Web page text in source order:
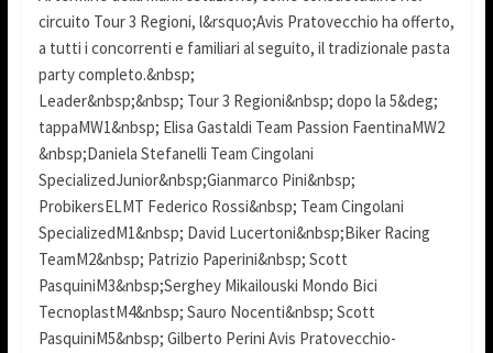
circuito Tour 3 Regioni, l&rsquo;Avis Pratovecchio ha offerto,
a tutti i concorrenti e familiari al seguito, il tradizionale pasta
party completo.&nbsp;
Leader&nbsp;&nbsp; Tour 3 Regioni&nbsp; dopo la 5&deg;
tappaMW1&nbsp; Elisa Gastaldi Team Passion FaentinaMW2
&nbsp;Daniela Stefanelli Team Cingolani
SpecializedJunior&nbsp;Gianmarco Pini&nbsp;
ProbikersELMT Federico Rossi&nbsp; Team Cingolani
SpecializedM1&nbsp; David Lucertoni&nbsp;Biker Racing
TeamM2&nbsp; Patrizio Paperini&nbsp; Scott
PasquiniM3&nbsp;Serghey Mikailouski Mondo Bici
TecnoplastM4&nbsp; Sauro Nocenti&nbsp; Scott
PasquiniM5&nbsp; Gilberto Perini Avis Pratovecchio-